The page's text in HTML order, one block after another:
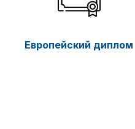
Европейский диплом